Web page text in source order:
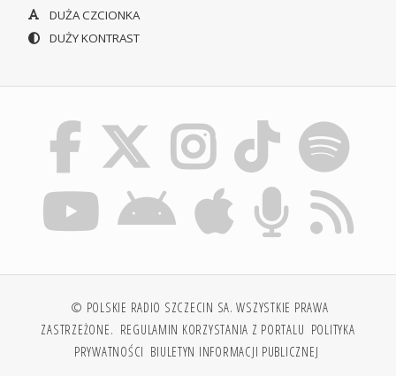
DUŻA CZCIONKA
DUŻY KONTRAST
© POLSKIE RADIO SZCZECIN SA. WSZYSTKIE PRAWA
ZASTRZEŻONE. REGULAMIN KORZYSTANIA Z PORTALU POLITYKA
PRYWATNOŚCI BIULETYN INFORMACJI PUBLICZNEJ